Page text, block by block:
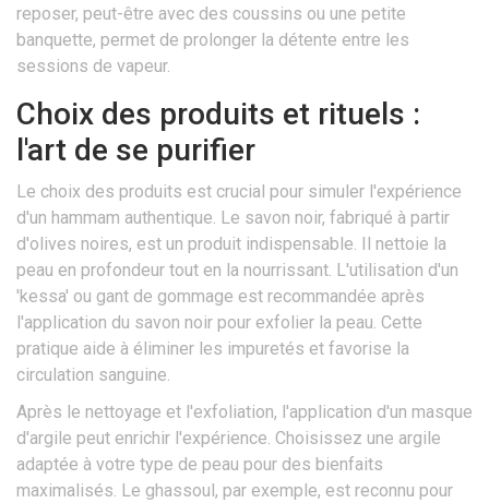
reposer, peut-être avec des coussins ou une petite
banquette, permet de prolonger la détente entre les
sessions de vapeur.
Choix des produits et rituels :
l'art de se purifier
Le choix des produits est crucial pour simuler l'expérience
d'un hammam authentique. Le savon noir, fabriqué à partir
d'olives noires, est un produit indispensable. Il nettoie la
peau en profondeur tout en la nourrissant. L'utilisation d'un
'kessa' ou gant de gommage est recommandée après
l'application du savon noir pour exfolier la peau. Cette
pratique aide à éliminer les impuretés et favorise la
circulation sanguine.
Après le nettoyage et l'exfoliation, l'application d'un masque
d'argile peut enrichir l'expérience. Choisissez une argile
adaptée à votre type de peau pour des bienfaits
maximalisés. Le ghassoul, par exemple, est reconnu pour